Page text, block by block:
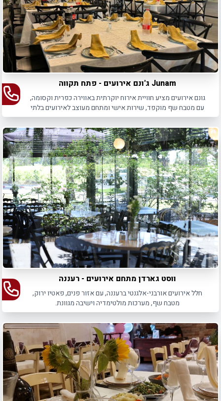
Junam ג'ונם אירועים - פתח תקווה
גונם אירועים מציע חוויית אירוח יוקרתית באווירה כפרית וקסומה,
עם מטבח שף מוקפד, שירות אישי ומתחם מעוצב לאירועים בלתי
נשכחים.
ווסט גארדן מתחם אירועים - רעננה
חלל אירועים אורבני-אלגנטי ברעננה, עם אזור פנים, פאטיו ירוק,
מטבח שף, מערכות מולטימדיה וישיבה מגוונת.